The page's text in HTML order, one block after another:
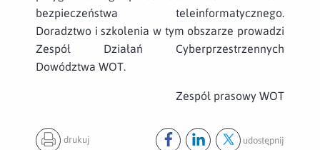
bezpieczeństwa teleinformatycznego.
Doradztwo i szkolenia w tym obszarze prowadzi
Zespół Działań Cyberprzestrzennych
Dowództwa WOT.
Zespół prasowy WOT
drukuj udostępnij